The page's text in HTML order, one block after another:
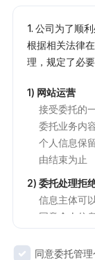
通过掌握访
使用，提高
3. 个人信息持
个人信息原则
是，对于以下
留。
保留时间：1
保留理由：
2) 注册举报中
1. 公司为了顺
根据相关法律
理，规定了必要
1) 网站运营
接受委托的
委托业务内
个人信息保
由结束为止
2) 委托处理拒
信息主体可
同意个人信
同意委托管